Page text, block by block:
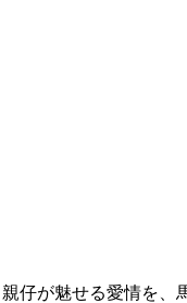
仔が魅せる愛情を